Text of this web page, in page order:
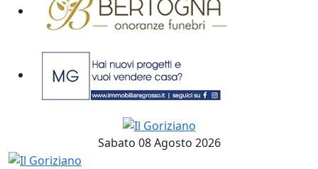
Sabato 08 Agosto 2026